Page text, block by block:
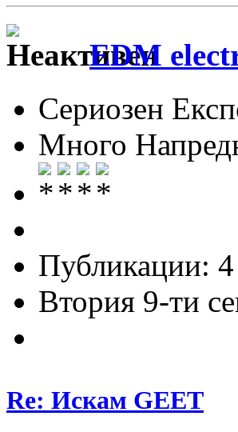
EDM
Сериозен
Много
Публикации:
Втория 9-ти
Re: Искам GEET